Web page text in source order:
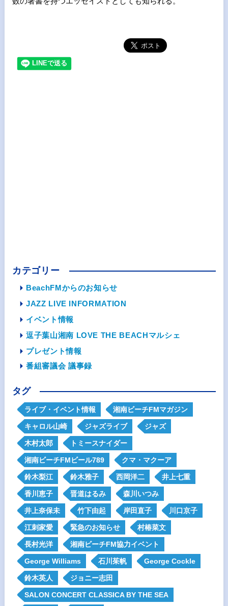
カテゴリー
BeachFMからのお知らせ
JAZZ LIVE INFORMATION
イベント情報
逗子葉山湘南 LOVE THE BEACHマルシェ
プレゼント情報
番組審議会 議事録
タグ
ライブ・イベント情報 湘南ビーチFMマガジン
キャロル山崎 ジャズライブ ジャズ
木村太郎 トミースナイダー
湘南ビーチFMビール789 クマ・マクーア
鈴木梨江 鈴木雅子 西岡洋二 井上七重
香川恵子 晋道はるみ 森川いつみ
井上奈保未 竹下由起 岸田直子 川口京子
江刺家愛 緊急のお知らせ 村椿菜文
長村光洋 湘南ビーチFM協力イベント
George Williams 石川茱帆 George Cockle
鈴木英人 ジョニー志田
SALON CONCERT CLASSICA BY THE SEA